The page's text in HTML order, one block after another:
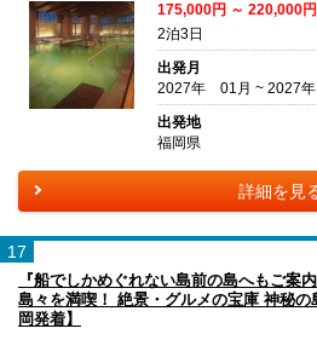
175,000円 ～ 220,000円
2泊3日
出発月
2027年 01月 ~ 2027
出発地
福岡県
詳細を見
17
『船でしかめぐれない島前の島へもご案
島々を満喫！ 絶景・グルメの宝庫 神秘
岡発着】